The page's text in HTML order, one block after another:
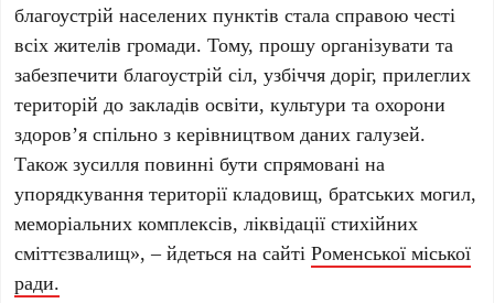
благоустрій населених пунктів стала справою честі
всіх жителів громади. Тому, прошу організувати та
забезпечити благоустрій сіл, узбіччя доріг, прилеглих
територій до закладів освіти, культури та охорони
здоров’я спільно з керівництвом даних галузей.
Також зусилля повинні бути спрямовані на
упорядкування території кладовищ, братських могил,
меморіальних комплексів, ліквідації стихійних
сміттєзвалищ», – йдеться на сайтіРоменської міської
ради.